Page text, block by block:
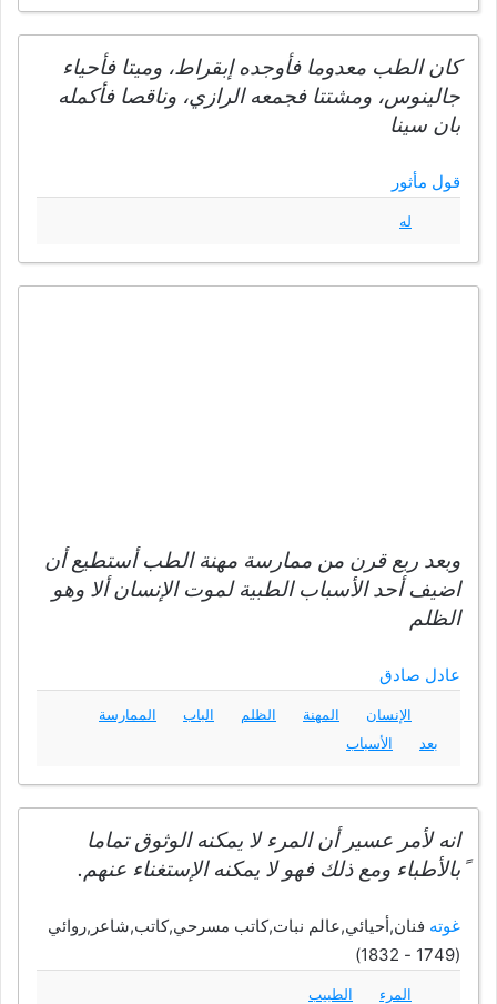
كان الطب معدوما فأوجده إبقراط، وميتا فأحياء
جالينوس، ومشتتا فجمعه الرازي، وناقصا فأكمله
بان سينا
قول مأثور
له
وبعد ربع قرن من ممارسة مهنة الطب أستطيع أن
اضيف أحد الأسباب الطبية لموت الإنسان ألا وهو
الظلم
عادل صادق
الإنسان المهنة الظلم الباب
الممارسة
بعد
الأسباب
انه لأمر عسير أن المرء لا يمكنه الوثوق تماما
ًبالأطباء ومع ذلك فهو لا يمكنه الإستغناء عنهم.
غوته فنان,أحيائي,عالم نبات,كاتب مسرحي,كاتب,شاعر,روائي
(1749 - 1832)
المرء الطبيب